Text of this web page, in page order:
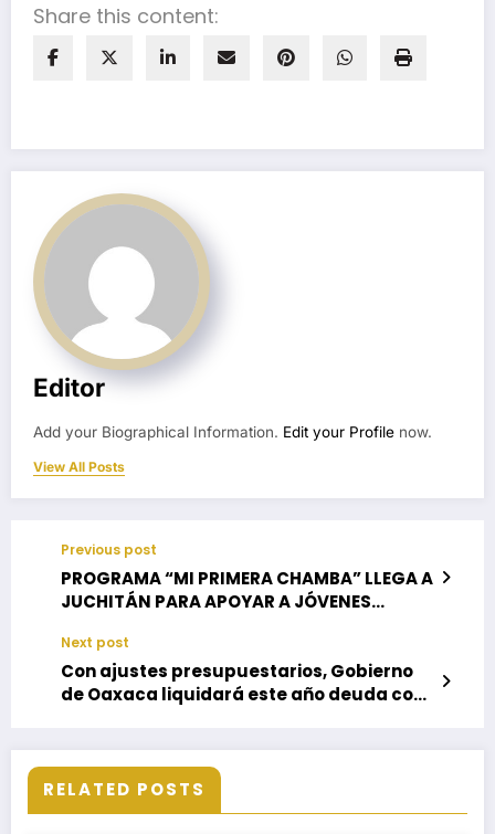
Share this content:
Editor
Add your Biographical Information. Edit your Profile now.
View All Posts
Previous post
PROGRAMA “MI PRIMERA CHAMBA” LLEGA A
JUCHITÁN PARA APOYAR A JÓVENES
ALTAMIRANO
Next post
Con ajustes presupuestarios, Gobierno
de Oaxaca liquidará este año deuda con
RELATED POSTS